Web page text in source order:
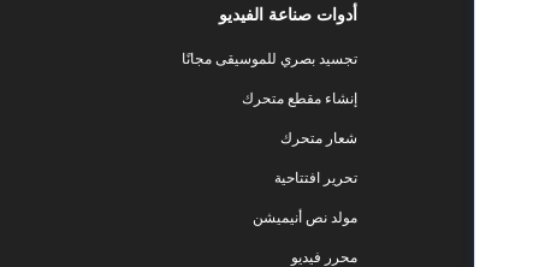
أدوات صناعة الفيديو
تجسيد بصري للموسيقى مجانًا
إنشاء مقطع متحرك
شعار متحرك
تحرير افتتاحية
مولد نص أنيميشن
محرر فيديو